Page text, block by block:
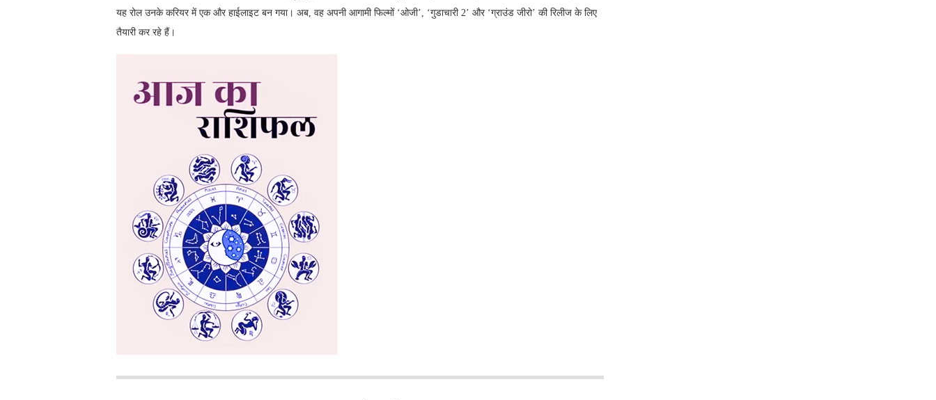
यह रोल उनके करियर में एक और हाईलाइट बन गया। अब, वह अपनी आगामी फिल्मों ‘ओजी’, ‘गुडाचारी 2’ और ‘ग्राउंड जीरो’ की रिलीज के लिए
तैयारी कर रहे हैं।